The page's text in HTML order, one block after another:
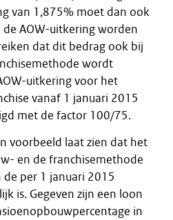
van 1,875% moet dan ook
AOW-uitkering worden
dat dit bedrag ook bij
wordt
uitkering voor het
vanaf 1 januari 2015
met de factor 100/75.
voorbeeld laat zien dat het
en de franchisemethode
per 1 januari 2015
is. Gegeven zijn een loon
in